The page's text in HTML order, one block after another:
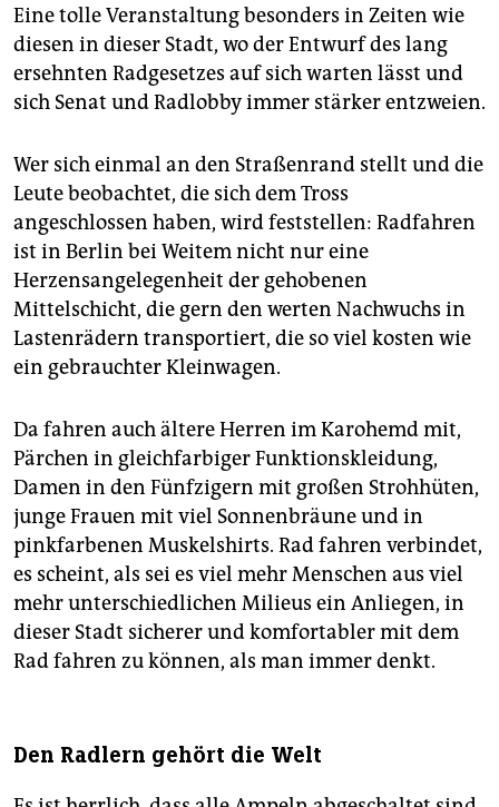
Eine tolle Veranstaltung besonders in Zeiten wie
diesen in dieser Stadt, wo der Entwurf des lang
ersehnten Radgesetzes auf sich warten lässt und
sich Senat und Radlobby immer stärker entzweien.
Wer sich einmal an den Straßenrand stellt und die
Leute beobachtet, die sich dem Tross
angeschlossen haben, wird feststellen: Radfahren
ist in Berlin bei Weitem nicht nur eine
Herzensangelegenheit der gehobenen
Mittelschicht, die gern den werten Nachwuchs in
Lastenrädern transportiert, die so viel kosten wie
ein gebrauchter Kleinwagen.
Da fahren auch ältere Herren im Karohemd mit,
Pärchen in gleichfarbiger Funktionskleidung,
Damen in den Fünfzigern mit großen Strohhüten,
junge Frauen mit viel Sonnenbräune und in
pinkfarbenen Muskelshirts. Rad fahren verbindet,
es scheint, als sei es viel mehr Menschen aus viel
mehr unterschiedlichen Milieus ein Anliegen, in
dieser Stadt sicherer und komfortabler mit dem
Rad fahren zu können, als man immer denkt.
Den Radlern gehört die Welt